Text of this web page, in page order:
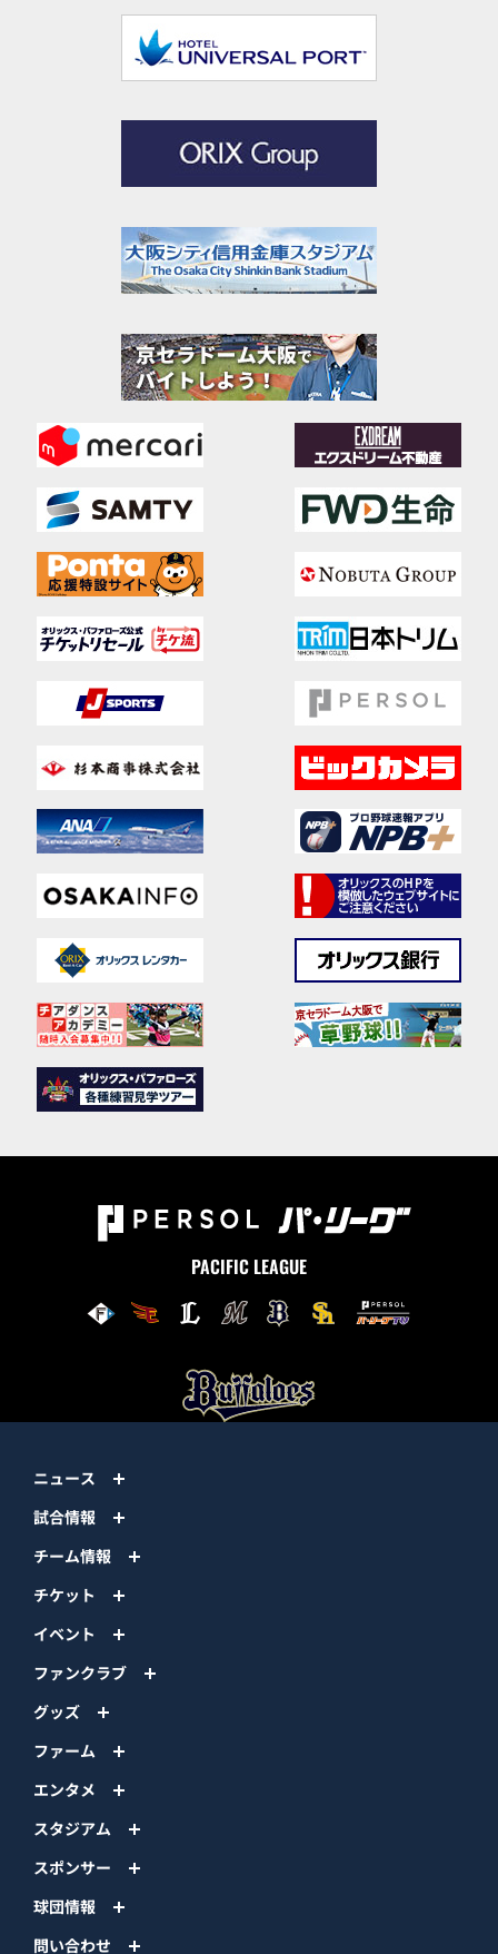
PACIFIC LEAGUE
ニュース
試合情報
チーム情報
チケット
イベント
ファンクラブ
グッズ
ファーム
エンタメ
スタジアム
スポンサー
球団情報
問い合わせ